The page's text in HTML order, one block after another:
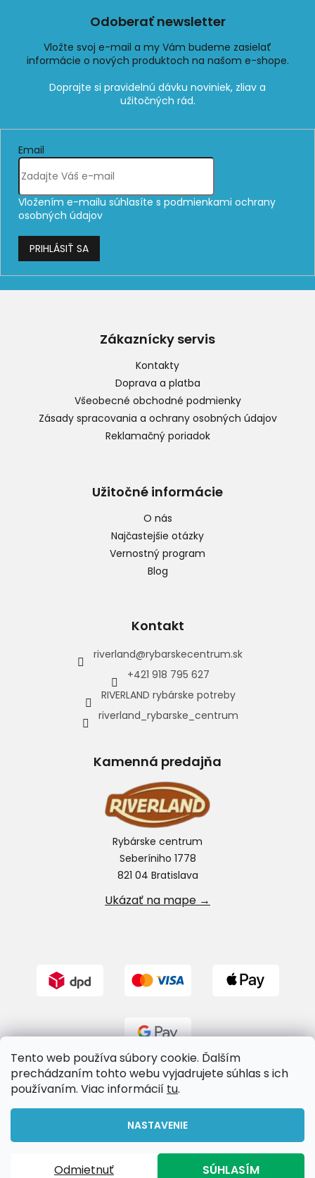
Tento web používa súbory cookie. Ďalším
prechádzaním tohto webu vyjadrujete súhlas s ich
používaním. Viac informácií tu.
NASTAVENIE
Odmietnuť SÚHLASÍM
Odoberať newsletter
Vložte svoj e-mail a my Vám budeme zasielať
informácie o nových produktoch na našom e-shope.
Email
Vložením e-mailu súhlasíte s podmienkami ochrany
osobných údajov
PRIHLÁSIŤ SA
Zákaznícky servis
Kontakty
Doprava a platba
Všeobecné obchodné podmienky
Zásady spracovania a ochrany osobných údajov
Reklamačný poriadok
Užitočné informácie
O nás
Najčastejšie otázky
Vernostný program
Blog
Kontakt
riverland@rybarskecentrum.sk
+421 918 795 627
RIVERLAND rybárske potreby
riverland_rybarske_centrum
Kamenná predajňa
Rybárske centrum
Seberíniho 1778
821 04 Bratislava
Ukázať na mape →
Riverland.sk. Všetky práva vyhradené.
Upraviť nastavenie cookies